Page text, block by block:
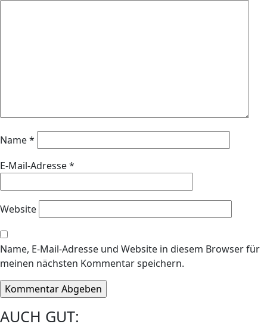
Name*
E-Mail-Adresse*
Website
Name, E-Mail-Adresse und Website in diesem Browser für
meinen nächsten Kommentar speichern.
AUCH GUT: